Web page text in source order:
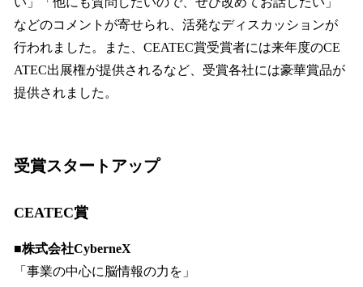
などのコメントが寄せられ、活発なディスカッションが
行われました。また、CEATEC賞受賞者には来年度のCE
ATEC出展権が提供されるなど、受賞各社には豪華賞品が
提供されました。
受賞スタートアップ
CEATEC賞
■株式会社CyberneX
「事業の中心に脳情報の力を」